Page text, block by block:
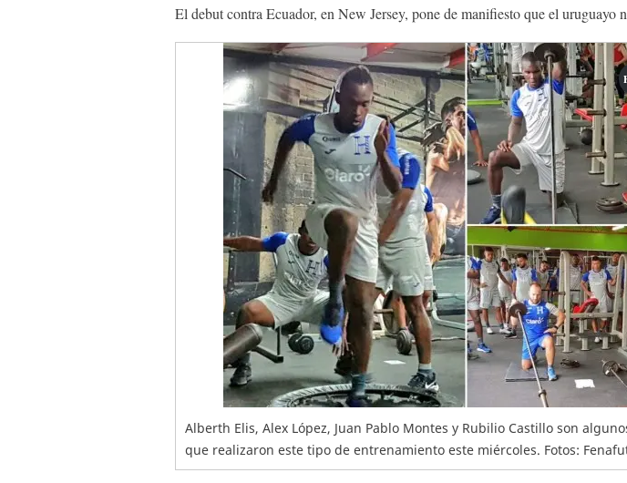
El debut contra Ecuador, en New Jersey, pone de manifiesto que el
Alberth Elis, Alex López, Juan Pablo Montes y Rubilio Castillo son
que realizaron este tipo de entrenamiento este miércoles. Fotos: